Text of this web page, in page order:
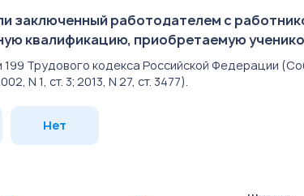
заключенный работодателем с
квалификацию, приобретаемую
199 Трудового кодекса Российской Федерации
N 1, ст. 3; 2013, N 27, ст. 3477).
Нет